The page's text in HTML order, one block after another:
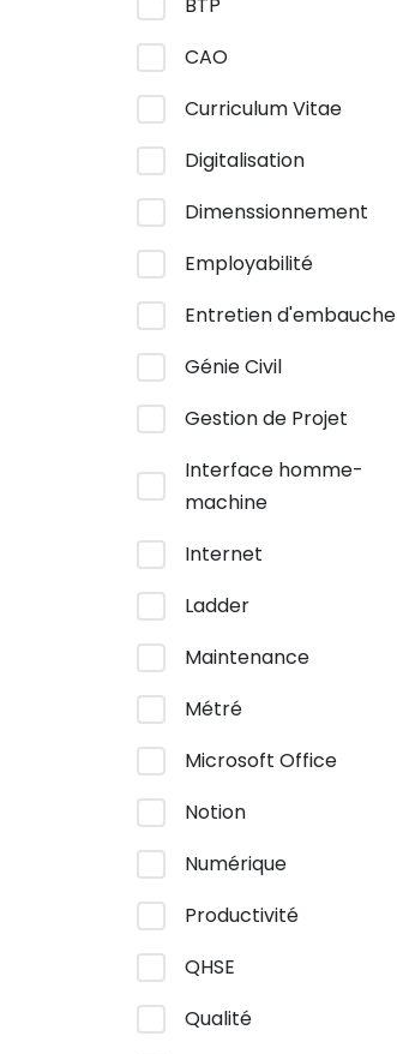
CAO
Curriculum Vitae
Digitalisation
Dimenssionnement
Employabilité
Entretien d'embauche
Génie Civil
Gestion de Projet
Interface homme-
machine
Internet
Ladder
Maintenance
Métré
Microsoft Office
Notion
Numérique
Productivité
QHSE
Qualité